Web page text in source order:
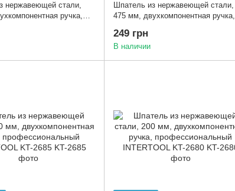
нержавеющей стали,
ручка,
Шпатель из нержавеющей стали,
475 мм, двухкомпонентная ручка,
2697
249 грн
В наличии